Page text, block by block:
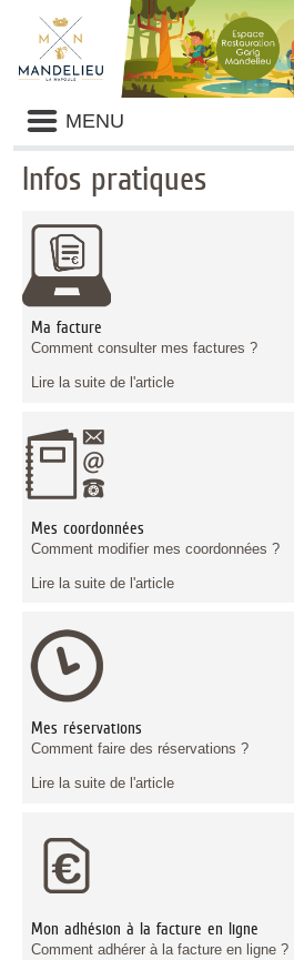
Liste
des
avertissements
MENU
Infos pratiques
des
catégories
d'information
pratique
Ma facture
Comment consulter mes factures ?
Lire la suite de l'article
Mes coordonnées
Comment modifier mes coordonnées ?
Lire la suite de l'article
Mes réservations
Comment faire des réservations ?
Lire la suite de l'article
Mon adhésion à la facture en ligne
Comment adhérer à la facture en ligne ?